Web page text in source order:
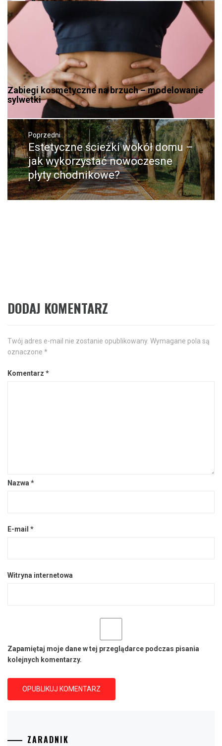
Zabiegi kosmetyczne na brzuch – modelowanie
sylwetki
Nawigacja
wpisuPoprzedni
Poprzedni
wpis:
Estetyczne ścieżki wokół domu –
jak wykorzystać nowoczesne
płyty chodnikowe?
DODAJ KOMENTARZ
Twój adres e-mail nie zostanie opublikowany. Wymagane pola są
oznaczone *
Komentarz *
Nazwa *
E-mail *
Witryna internetowa
Zapamiętaj moje dane w tej przeglądarce podczas pisania
kolejnych komentarzy.
ZARADNIK